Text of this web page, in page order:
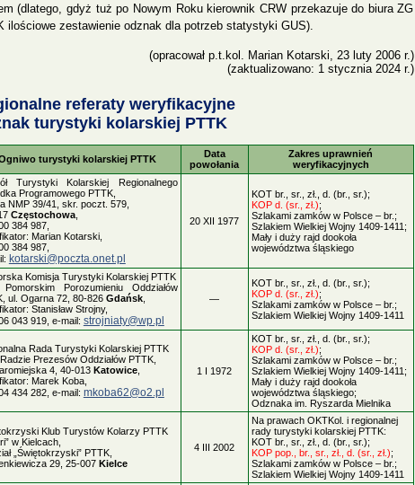
(dlatego, gdyż tuż po Nowym Roku kierownik CRW przekazuje do biura ZG
ilościowe zestawienie odznak dla potrzeb statystyki GUS).
(opracował p.t.kol. Marian Kotarski, 23 luty 2006 r.)
(zaktualizowano: 1 stycznia 2024 r.)
referaty weryfikacyjne
turystyki kolarskiej PTTK
turystyki kolarskiej PTTK
Data
powołania
Zakres uprawnień
weryfikacyjnych
Turystyki Kolarskiej Regionalnego
Programowego PTTK,
NMP 39/41, skr. poczt. 579,
Częstochowa,
384 987,
Marian Kotarski,
384 987,
kotarski@poczta.onet.pl
20 XII 1977
KOT br., sr., zł., d. (br., sr.);
KOP d. (sr., zł.);
Szlakami zamków w Polsce – br.;
Szlakiem Wielkiej Wojny 1409-1411;
Mały i duży rajd dookoła
województwa śląskiego
Komisja Turystyki Kolarskiej PTTK
Porozumieniu Oddziałów
ul. Ogarna 72, 80-826 Gdańsk,
Stanisław Strojny,
043 919, e-mail: strojniaty@wp.pl
—
KOT br., sr., zł., d. (br., sr.);
KOP d. (sr., zł.);
Szlakami zamków w Polsce – br.;
Szlakiem Wielkiej Wojny 1409-1411
Rada Turystyki Kolarskiej PTTK
Prezesów Oddziałów PTTK,
4, 40-013 Katowice,
Marek Koba,
434 282, e-mail: mkoba62@o2.pl
1 I 1972
KOT br., sr., zł., d. (br., sr.);
KOP d. (sr., zł.);
Szlakami zamków w Polsce – br.;
Szlakiem Wielkiej Wojny 1409-1411;
Mały i duży rajd dookoła
województwa śląskiego;
Odznaka im. Ryszarda Mielnika
Klub Turystów Kolarzy PTTK
w Kielcach,
„Świętokrzyski” PTTK,
29, 25-007 Kielce
4 III 2002
Na prawach OKTKol. i regionalnej
rady turystyki kolarskiej PTTK:
KOT br., sr., zł., d. (br., sr.);
KOP pop., br., sr., zł., d. (sr., zł.);
Szlakami zamków w Polsce – br.;
Szlakiem Wielkiej Wojny 1409-1411